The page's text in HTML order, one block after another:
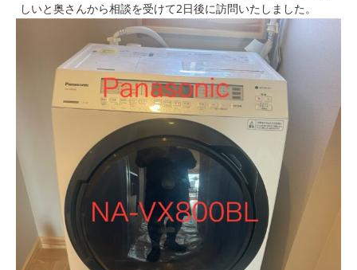
しいと奥さんから相談を受けて2日後に訪問いたしました。